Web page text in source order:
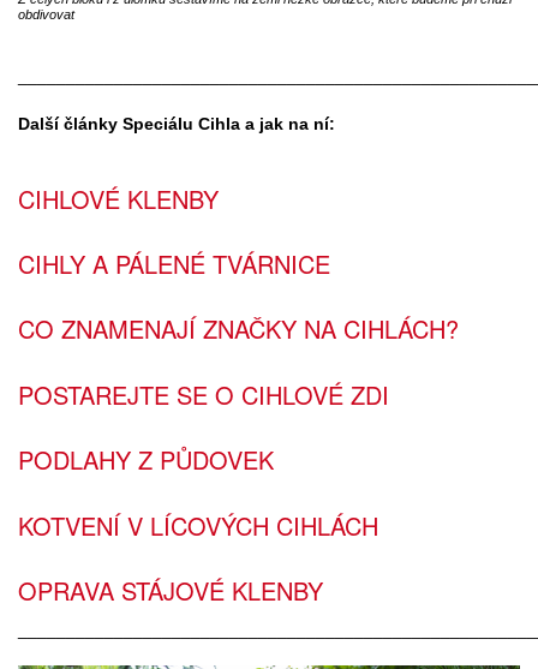
obdivovat
Další články Speciálu Cihla a jak na ní:
CIHLOVÉ KLENBY
CIHLY A PÁLENÉ TVÁRNICE
CO ZNAMENAJÍ ZNAČKY NA CIHLÁCH?
POSTAREJTE SE O CIHLOVÉ ZDI
PODLAHY Z PŮDOVEK
KOTVENÍ V LÍCOVÝCH CIHLÁCH
OPRAVA STÁJOVÉ KLENBY